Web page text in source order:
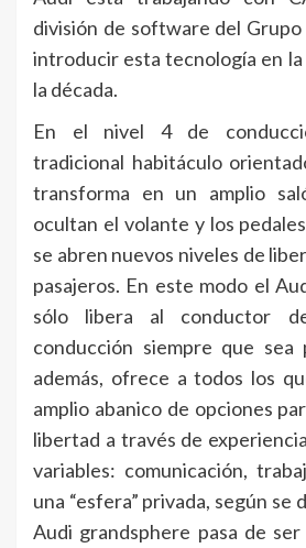
división de software del Grupo
introducir esta tecnología en la
la década.
En el nivel 4 de
tradicional habitáculo
transforma en un amplio
ocultan el volante y los
se abren nuevos niveles de
pasajeros. En este modo el
sólo libera al conductor
conducción siempre que sea
además, ofrece a todos los
amplio abanico de opciones
libertad a través de
variables: comunicación,
una “esfera” privada, según se
Audi grandsphere pasa de